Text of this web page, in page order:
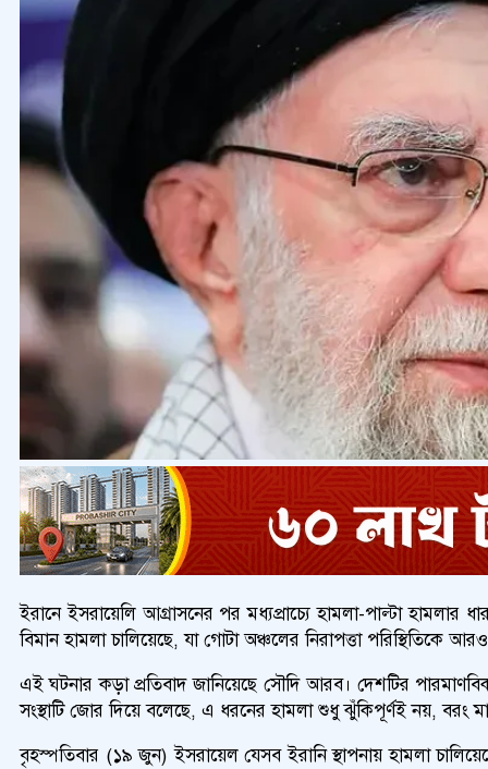
ইরানে ইসরায়েলি আগ্রাসনের পর মধ্যপ্রাচ্যে হামলা-পাল্টা হামলার
বিমান হামলা চালিয়েছে, যা গোটা অঞ্চলের নিরাপত্তা পরিস্থিতিকে
এই ঘটনার কড়া প্রতিবাদ জানিয়েছে সৌদি আরব। দেশটির
সংস্থাটি জোর দিয়ে বলেছে, এ ধরনের হামলা শুধু ঝুঁকিপূর্ণই নয়, বরং
বৃহস্পতিবার (১৯ জুন) ইসরায়েল যেসব ইরানি স্থাপনায় হামলা